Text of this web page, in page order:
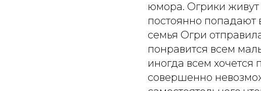
юмора. Огрики живут
постоянно попадают
семья Огри
понравится всем
иногда всем
совершенно